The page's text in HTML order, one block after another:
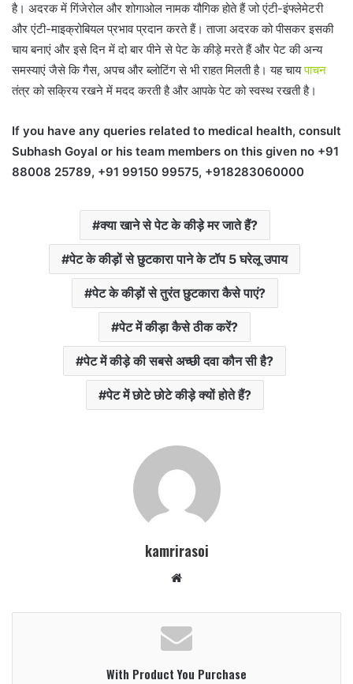
है। अदरक में गिंजेरोल और शोगाओल नामक यौगिक होते हैं जो एंटी-इंफ्लेमेटरी
और एंटी-माइक्रोबियल प्रभाव प्रदान करते हैं। ताजा अदरक को पीसकर इसकी
चाय बनाएं और इसे दिन में दो बार पीने से पेट के कीड़े मरते हैं और पेट की अन्य
समस्याएं जैसे कि गैस, अपच और ब्लोटिंग से भी राहत मिलती है। यह चायपाचन
तंत्र को सक्रिय रखने में मदद करती है और आपके पेट को स्वस्थ रखती है।
If you have any queries related to medical health, consult
Subhash Goyal or his team members on this given no +91
88008 25789, +91 99150 99575, +918283060000
क्या खाने से पेट के कीड़े मर जाते हैं?
पेट के कीड़ों से छुटकारा पाने के टॉप 5 घरेलू उपाय
पेट के कीड़ों से तुरंत छुटकारा कैसे पाएं?
पेट में कीड़ा कैसे ठीक करें?
पेट में कीड़े की सबसे अच्छी दवा कौन सी है?
पेट में छोटे छोटे कीड़े क्यों होते हैं?
kamrirasoi
b
s
i
t
With Product You Purchase